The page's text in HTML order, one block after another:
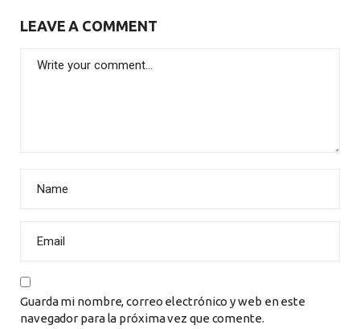
LEAVE A COMMENT
Guarda mi nombre, correo electrónico y web en este
navegador para la próxima vez que comente.